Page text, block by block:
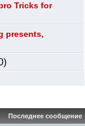
Tricks for
presents,
Последнее сообщение